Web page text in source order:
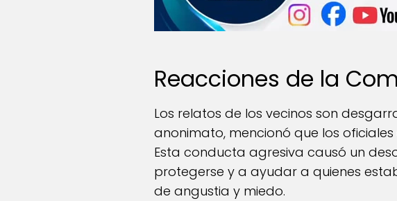
Reacciones de la
Los relatos de los vecinos son
anonimato, mencionó que los
Esta conducta agresiva causó un
protegerse y a ayudar a quienes
de angustia y miedo.